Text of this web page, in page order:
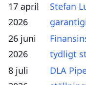
17 april
2026
Stefan
26 juni
2026
tydligt
8 juli
DLA